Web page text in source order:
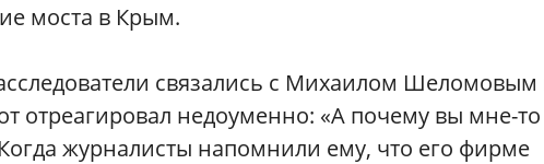
моста в Крым.
связались с Михаилом Шеломовым
отреагировал недоуменно: «А почему вы мне-то
журналисты напомнили ему, что его фирме